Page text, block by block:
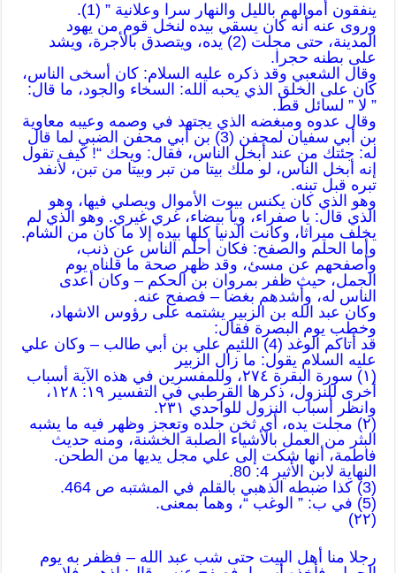
ينفقون أموالهم بالليل والنهار سرا وعلانية ” (1).
وروى عنه أنه كان يسقي بيده لنخل قوم من يهود
المدينة، حتى مجلت (2) يده، ويتصدق بالأجرة، ويشد
على بطنه حجرا.
وقال الشعبي وقد ذكره عليه السلام: كان أسخى الناس،
كان على الخلق الذي يحبه الله: السخاء والجود، ما قال:
” لا ” لسائل قط.
وقال عدوه ومبغضه الذي يجتهد في وصمه وعيبه معاوية
بن أبي سفيان لمحفن (3) بن أبي محفن الضبي لما قال
له: جئتك من عند أبخل الناس، فقال: ويحك “! كيف تقول
إنه أبخل الناس، لو ملك بيتا من تبر وبيتا من تبن، لأنفد
تبره قبل تبنه.
وهو الذي كان يكنس بيوت الأموال ويصلي فيها، وهو
الذي قال: يا صفراء، ويا بيضاء، غري غيري. وهو الذي لم
يخلف ميراثا، وكانت الدنيا كلها بيده إلا ما كان من الشام.
وأما الحلم والصفح: فكان أحلم الناس عن ذنب،
وأصفحهم عن مسئ، وقد ظهر صحة ما قلناه يوم
الجمل، حيث ظفر بمروان بن الحكم – وكان أعدى
الناس له، وأشدهم بغضا – فصفح عنه.
وكان عبد الله بن الزبير يشتمه على رؤوس الاشهاد،
وخطب يوم البصرة فقال:
قد أتاكم الوغد (4) اللئيم علي بن أبي طالب – وكان علي
عليه السلام يقول: ما زال الزبير
(١) سورة البقرة ٢٧٤، وللمفسرين في هذه الآية أسباب
أخرى للنزول، ذكرها القرطبي في التفسير ١٩: ١٢٨،
وانظر أسباب النزول للواحدي ٢٣١.
(٢) مجلت يده، أي ثخن جلده وتعجز وظهر فيه ما يشبه
البثر من العمل بالأشياء الصلبة الخشنة، ومنه حديث
فاطمة، أنها شكت إلى علي مجل يديها من الطحن.
النهاية لابن الأثير 4: 80.
(3) كذا ضبطه الذهبي بالقلم في المشتبه ص 464.
(5) في ب: ” الوغب “، وهما بمعنى.
(٢٢)
رجلا منا أهل البيت حتى شب عبد الله – فظفر به يوم